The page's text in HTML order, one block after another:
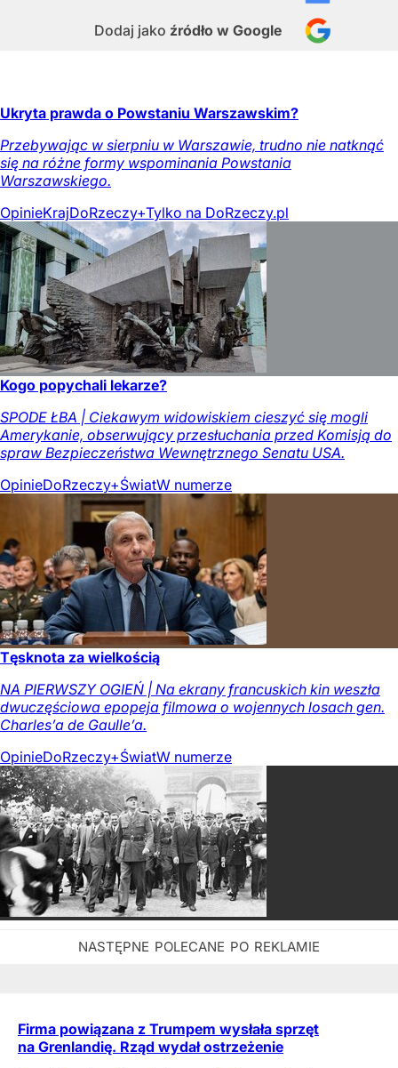
Dodaj jako źródło w Google
Ukryta prawda o Powstaniu Warszawskim?
Przebywając w sierpniu w Warszawie, trudno nie natknąć
się na różne formy wspominania Powstania
Warszawskiego.
OpinieKrajDoRzeczy+Tylko na DoRzeczy.pl
Kogo popychali lekarze?
SPODE ŁBA | Ciekawym widowiskiem cieszyć się mogli
Amerykanie, obserwujący przesłuchania przed Komisją do
spraw Bezpieczeństwa Wewnętrznego Senatu USA.
OpinieDoRzeczy+ŚwiatW numerze
Tęsknota za wielkością
NA PIERWSZY OGIEŃ | Na ekrany francuskich kin weszła
dwuczęściowa epopeja filmowa o wojennych losach gen.
Charles’a de Gaulle’a.
OpinieDoRzeczy+ŚwiatW numerze
Firma powiązana z Trumpem wysłała sprzęt
na Grenlandię. Rząd wydał ostrzeżenie